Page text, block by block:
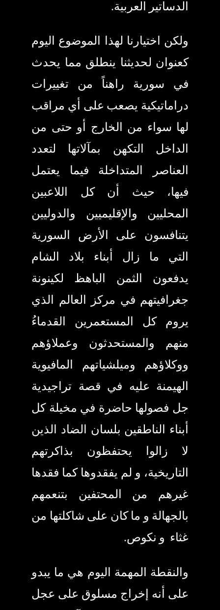
الدساتير العربية.
ولكن اختيارنا لهذا الموضوع اليوم
كعنوان لحديثنا ينطلق مما يحدث
في سورية راهناً من تغييرات
دراماتيكية يصعب على أي مراقب
لها سواء من الخارج أو حتى من
الداخل التكهن بمآلاتها لتعدد
العناصر المتداخلة فيما يعتمل
فيها، حيث أن كل اللاعبين
المحليين والإقليميين والدوليين
يتنافسون على الأرض السورية
التي ما زال أبناء بلاد الشام
يدفعون الثمن الباهظ لكينونة
جغرافيتهم في مركز العالم الذي
يروم كل المستعمرين القدماءُ
منهم والمستحدثون وعملاؤهم
ووكلاؤهم وميلشياتهم المافيوية
الهيمنة عليه في قصة تراجيدية
جل فصولها حاضرة في مخيلة كل
أبناء الناطقين بلسان الضاد الذين
لا زالوا يحتفظون بذاكرتهم
التاريخية، و لم يفقدوها كما فقدها
غيرهم من المحتفين بتنعمهم
بالجهالة و ما كان على شاكلتها من
غثاء و نكوص.
والنقطة المهمة اليوم هي ما يبدو
على أنه إخراج مسلوق على عجل